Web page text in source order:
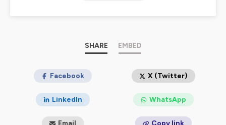
Créé par Anaïs ROYNARD, Naturopathe, mais aussi
de naissances à domicile et son désir de naissances
données aux futures Mamans pour faire leurs choix
éclairés dans leurs projets de naissance. Elle souhaite
par ce podcast redonner leur liberté aux femmes dans
SHARE EMBED
Facebook X (Twitter)
LinkedIn WhatsApp
Email Copy link